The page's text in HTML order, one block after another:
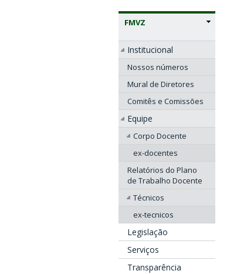
FMVZ
Institucional
Nossos números
Mural de Diretores
Comitês e Comissões
Equipe
Corpo Docente
ex-docentes
Relatórios do Plano
de Trabalho Docente
Técnicos
ex-tecnicos
Legislação
Serviços
Transparência